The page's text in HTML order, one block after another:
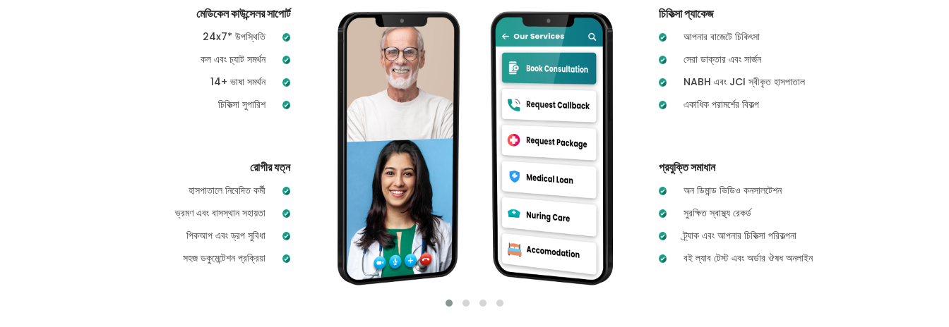
মেডিকেল কাউন্সেলর সাপোর্ট
24x7* উপস্থিতি
কল এবং চ্যাট সমর্থন
14+ ভাষা সমর্থন
চিকিত্সা সুপারিশ
রোগীর যত্ন
হাসপাতালে নিবেদিত কর্মী
ভ্রমণ এবং বাসস্থান সহায়তা
পিকআপ এবং ড্রপ সুবিধা
সহজ ডকুমেন্টেশন প্রক্রিয়া
চিকিত্সা প্যাকেজ
আপনার বাজেটে চিকিৎসা
সেরা ডাক্তার এবং সার্জন
NABH এবং JCI স্বীকৃত হাসপাতাল
একাধিক পরামর্শের বিকল্প
প্রযুক্তি সমাধান
অন ডিমান্ড ভিডিও কনসালটেশন
সুরক্ষিত স্বাস্থ্য রেকর্ড
ট্র্যাক এবং আপনার চিকিত্সা পরিকল্পনা
বই ল্যাব টেস্ট এবং অর্ডার ঔষধ অনলাইন